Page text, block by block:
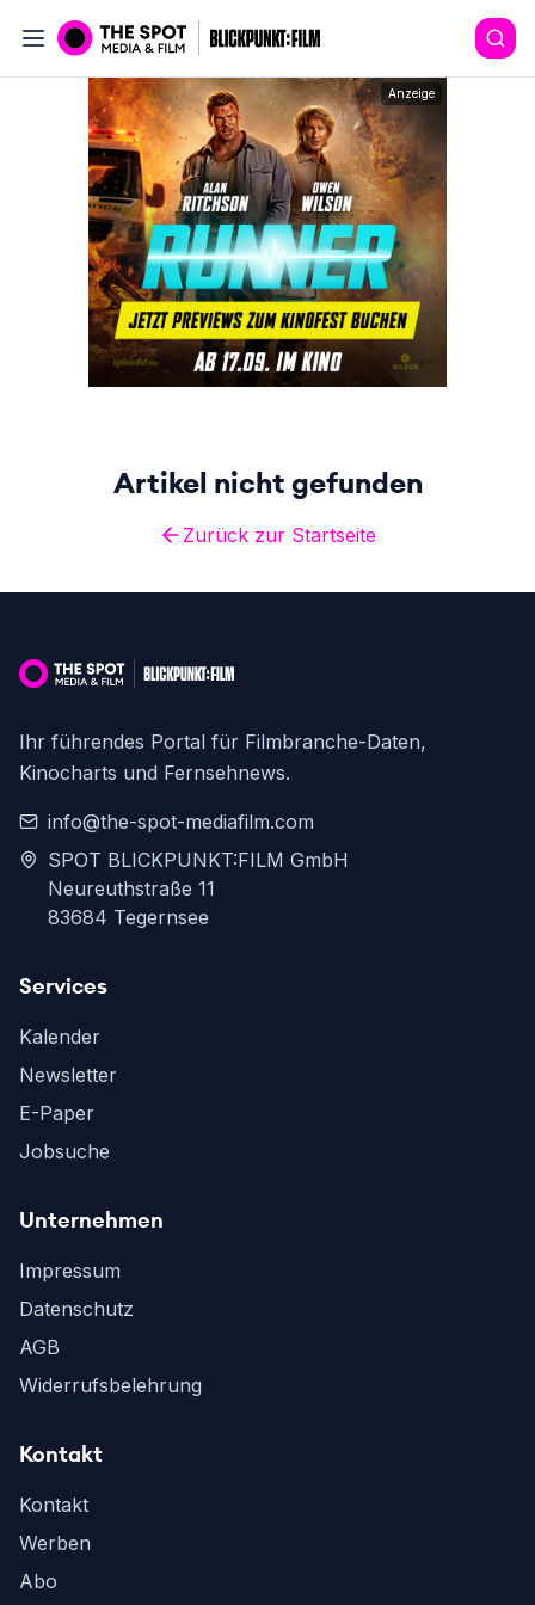
Anzeige
Artikel nicht gefunden
Zurück zur Startseite
Ihr führendes Portal für Filmbranche-Daten,
Kinocharts und Fernsehnews.
info@the-spot-mediafilm.com
SPOT BLICKPUNKT:FILM GmbH
Neureuthstraße 11
83684 Tegernsee
Services
Kalender
Newsletter
E-Paper
Jobsuche
Unternehmen
Impressum
Datenschutz
AGB
Widerrufsbelehrung
Kontakt
Kontakt
Werben
Abo